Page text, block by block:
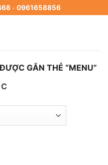
- 0961658856
GẮN THẺ “MENU”